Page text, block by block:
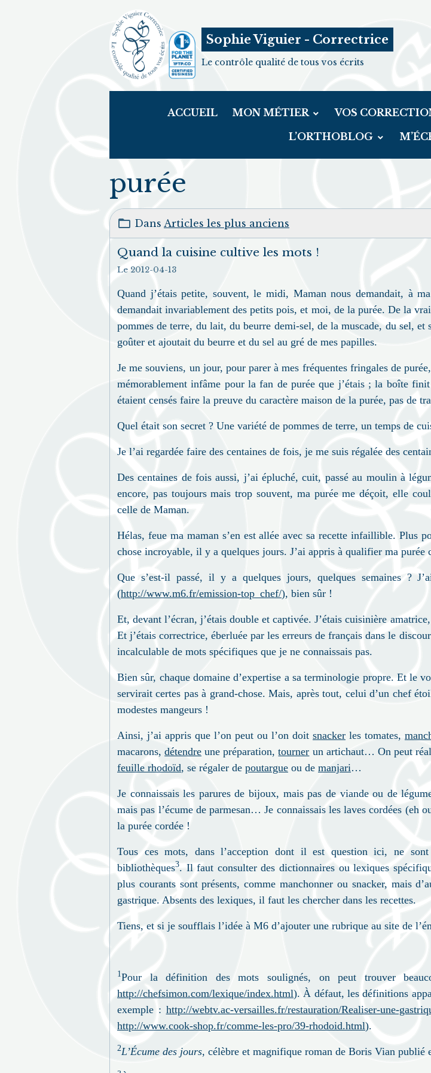
Sophie Viguier - Correctrice
Le contrôle qualité de tous vos écrits
ACCUEIL MON MÉTIER VOS
L’ORTHOBLOG
purée
Dans Articles les plus anciens
Quand la cuisine cultive les mots !
Le 2012-04-13
Quand j’étais petite, souvent, le midi, Maman nous demandait, à
demandait invariablement des petits pois, et moi, de la purée. De la
pommes de terre, du lait, du beurre demi-sel, de la muscade, du sel,
goûter et ajoutait du beurre et du sel au gré de mes papilles.
Je me souviens, un jour, pour parer à mes fréquentes fringales de
mémorablement infâme pour la fan de purée que j’étais ; la boîte
étaient censés faire la preuve du caractère maison de la purée, pas de
Quel était son secret ? Une variété de pommes de terre, un temps de
Je l’ai regardée faire des centaines de fois, je me suis régalée des
Des centaines de fois aussi, j’ai épluché, cuit, passé au moulin à
encore, pas toujours mais trop souvent, ma purée me déçoit, elle
celle de Maman.
Hélas, feue ma maman s’en est allée avec sa recette infaillible. Plus
chose incroyable, il y a quelques jours. J’ai appris à qualifier ma purée
Que s’est-il passé, il y a quelques jours, quelques semaines ?
(http://www.m6.fr/emission-top_chef/), bien sûr !
Et, devant l’écran, j’étais double et captivée. J’étais cuisinière
Et j’étais correctrice, éberluée par les erreurs de français dans le
incalculable de mots spécifiques que je ne connaissais pas.
Bien sûr, chaque domaine d’expertise a sa terminologie propre. Et le
servirait certes pas à grand-chose. Mais, après tout, celui d’un chef
modestes mangeurs !
Ainsi, j’ai appris que l’on peut ou l’on doit snacker les tomates,
macarons,détendre une préparation,tourner un artichaut… On peut
feuille rhodoïd, se régaler de poutargue ou de manjari…
Je connaissais les parures de bijoux, mais pas de viande ou de
mais pas l’écume de parmesan… Je connaissais les laves cordées (eh
la purée cordée !
Tous ces mots, dans l’acception dont il est question ici, ne
bibliothèques3. Il faut consulter des dictionnaires ou lexiques
plus courants sont présents, comme manchonner ou snacker, mais
gastrique. Absents des lexiques, il faut les chercher dans les recettes.
Tiens, et si je soufflais l’idée à M6 d’ajouter une rubrique au site de
1Pour la définition des mots soulignés, on peut trouver
http://chefsimon.com/lexique/index.html). À défaut, les définitions
exemple : http://webtv.ac-versailles.fr/restauration/Realiser-une-
http://www.cook-shop.fr/comme-les-pro/39-rhodoid.html).
2L’Écume des jours, célèbre et magnifique roman de Boris Vian publié